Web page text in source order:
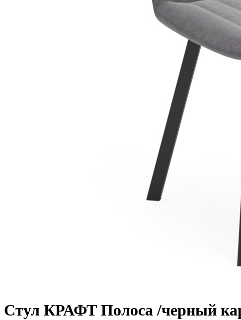
Стул КРАФТ Полоса /черный